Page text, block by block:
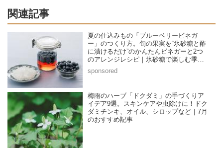
関連記事
夏の仕込みもの「ブルーベリービネガ
ー」のつくり方。旬の果実を“氷砂糖と酢
に漬けるだけ”のかんたんビネガーと2つ
のアレンジレシピ｜氷砂糖で楽しむ季節
の家仕事／榎本美沙さん
梅雨のハーブ「ドクダミ」の手づくりア
イデア9選。スキンケアや虫除けに！ドク
ダミチンキ、オイル、シロップなど｜7月
のおすすめ記事